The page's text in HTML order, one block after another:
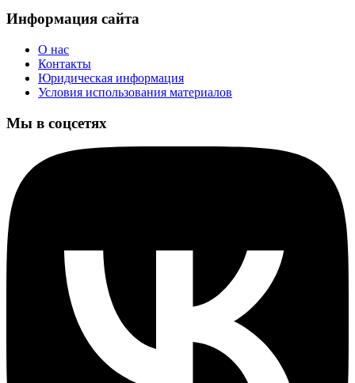
Информация сайта
О нас
Контакты
Юридическая информация
Условия использования материалов
Мы в соцсетях